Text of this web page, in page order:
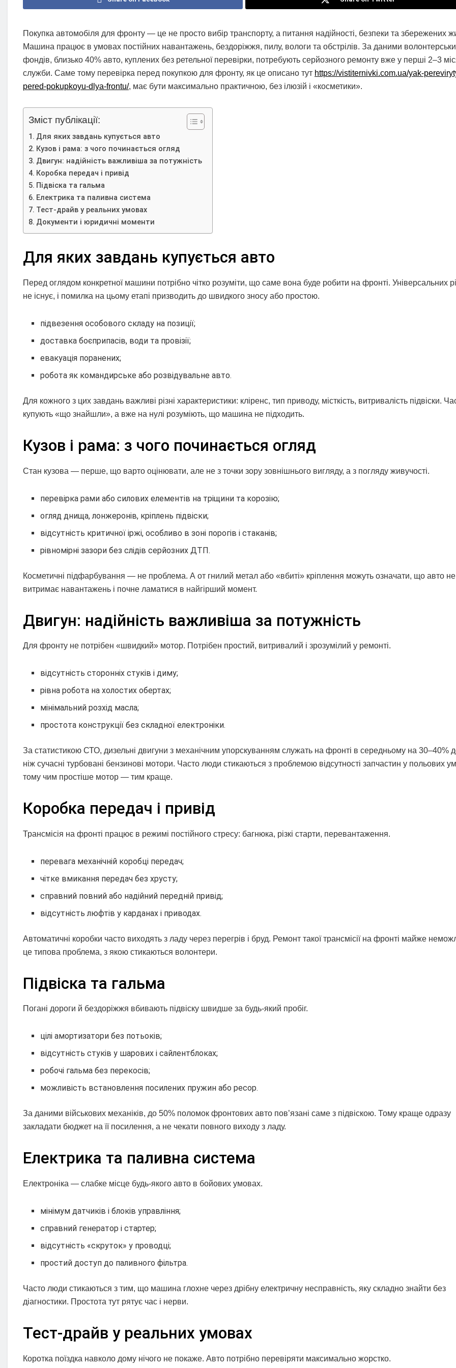
Покупка автомобіля для фронту — це не просто вибір транспорту, а питання надійності, безпеки та збережених
Машина працює в умовах постійних навантажень, бездоріжжя, пилу, вологи та обстрілів. За даними
фондів, близько 40% авто, куплених без ретельної перевірки, потребують серйозного ремонту вже у перші 2–3
служби. Саме тому перевірка перед покупкою для фронту, як це описано тут https://vistiternivki.com.ua/yak-
pered-pokupkoyu-dlya-frontu/, має бути максимально практичною, без ілюзій і «косметики».
Зміст публікації:
Для яких завдань купується авто
Кузов і рама: з чого починається огляд
Двигун: надійність важливіша за потужність
Коробка передач і привід
Підвіска та гальма
Електрика та паливна система
Тест-драйв у реальних умовах
Документи і юридичні моменти
Для яких завдань купується авто
Перед оглядом конкретної машини потрібно чітко розуміти, що саме вона буде робити на фронті. Універсальних
не існує, і помилка на цьому етапі призводить до швидкого зносу або простою.
підвезення особового складу на позиції;
доставка боєприпасів, води та провізії;
евакуація поранених;
робота як командирське або розвідувальне авто.
Для кожного з цих завдань важливі різні характеристики: кліренс, тип приводу, місткість, витривалість підвіски.
купують «що знайшли», а вже на нулі розуміють, що машина не підходить.
Кузов і рама: з чого починається огляд
Стан кузова — перше, що варто оцінювати, але не з точки зору зовнішнього вигляду, а з погляду живучості.
перевірка рами або силових елементів на тріщини та корозію;
огляд днища, лонжеронів, кріплень підвіски;
відсутність критичної іржі, особливо в зоні порогів і стаканів;
рівномірні зазори без слідів серйозних ДТП.
Косметичні підфарбування — не проблема. А от гнилий метал або «вбиті» кріплення можуть означати, що авто не
витримає навантажень і почне ламатися в найгірший момент.
Двигун: надійність важливіша за потужність
Для фронту не потрібен «швидкий» мотор. Потрібен простий, витривалий і зрозумілий у ремонті.
відсутність сторонніх стуків і диму;
рівна робота на холостих обертах;
мінімальний розхід масла;
простота конструкції без складної електроніки.
За статистикою СТО, дизельні двигуни з механічним упорскуванням служать на фронті в середньому на 30–40%
ніж сучасні турбовані бензинові мотори. Часто люди стикаються з проблемою відсутності запчастин у польових
тому чим простіше мотор — тим краще.
Коробка передач і привід
Трансмісія на фронті працює в режимі постійного стресу: багнюка, різкі старти, перевантаження.
перевага механічній коробці передач;
чітке вмикання передач без хрусту;
справний повний або надійний передній привід;
відсутність люфтів у карданах і приводах.
Автоматичні коробки часто виходять з ладу через перегрів і бруд. Ремонт такої трансмісії на фронті майже
це типова проблема, з якою стикаються волонтери.
Підвіска та гальма
Погані дороги й бездоріжжя вбивають підвіску швидше за будь-який пробіг.
цілі амортизатори без потьоків;
відсутність стуків у шарових і сайлентблоках;
робочі гальма без перекосів;
можливість встановлення посилених пружин або ресор.
За даними військових механіків, до 50% поломок фронтових авто пов’язані саме з підвіскою. Тому краще одразу
закладати бюджет на її посилення, а не чекати повного виходу з ладу.
Електрика та паливна система
Електроніка — слабке місце будь-якого авто в бойових умовах.
мінімум датчиків і блоків управління;
справний генератор і стартер;
відсутність «скруток» у проводці;
простий доступ до паливного фільтра.
Часто люди стикаються з тим, що машина глохне через дрібну електричну несправність, яку складно знайти без
діагностики. Простота тут рятує час і нерви.
Тест-драйв у реальних умовах
Коротка поїздка навколо дому нічого не покаже. Авто потрібно перевіряти максимально жорстко.